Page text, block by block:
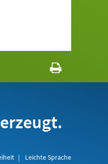
Leichte Sprache